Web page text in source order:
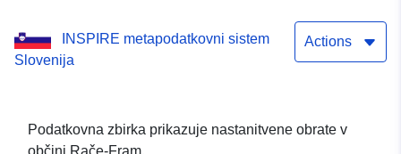
INSPIRE metapodatkovni sistem
Slovenija
Actions
Podatkovna zbirka prikazuje nastanitvene obrate v